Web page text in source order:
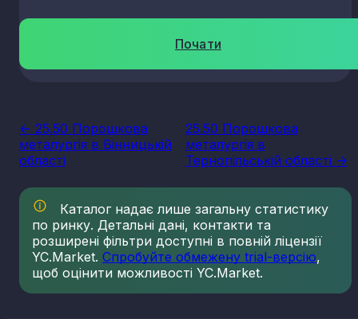
Почати
<- 25.50 Порошкова
металургія в Вінницькій
області
25.50 Порошкова
металургія в
Тернопільській області ->
Каталог надає лише загальну статистику
по ринку. Детальні дані, контакти та
розширені фільтри доступні в повній ліцензії
YC.Market. Спробуйте обмежену trial-версію,
щоб оцінити можливості YC.Market.